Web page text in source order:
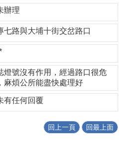
辦理
七路與大埔十街交岔路口
燈號沒有作用，經過路口很危
麻煩公所能盡快處理好
有任何回覆
回上一頁 回最上面